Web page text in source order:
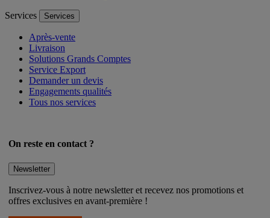
Services Services
Après-vente
Livraison
Solutions Grands Comptes
Service Export
Demander un devis
Engagements qualités
Tous nos services
On reste en contact ?
Newsletter
Inscrivez-vous à notre newsletter et recevez nos promotions et
offres exclusives en avant-première !